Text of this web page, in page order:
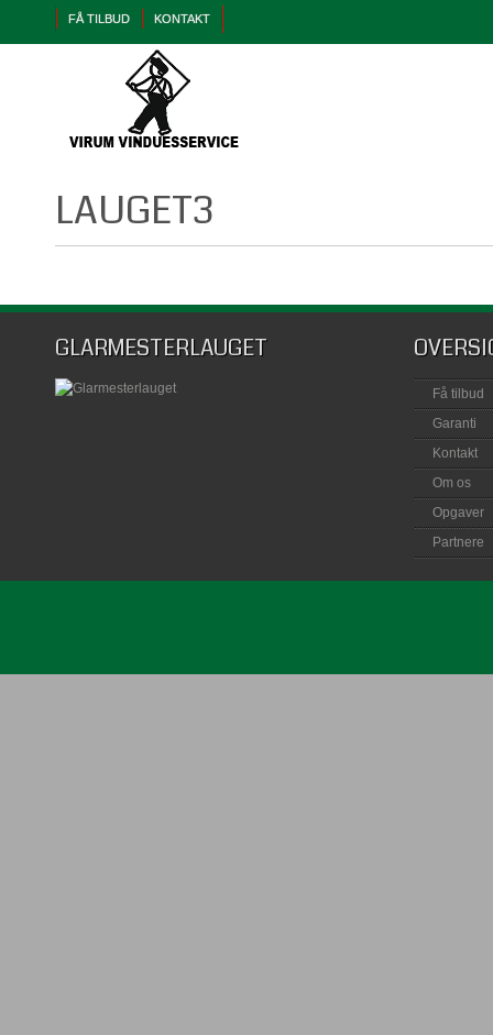
FÅ TILBUD KONTAKT
LAUGET3
GLARMESTERLAUGET
Få tilbud
Garanti
Kontakt
Om os
Opgaver
Partnere